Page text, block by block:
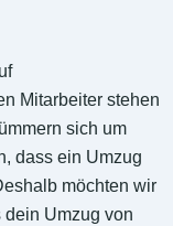
Mitarbeiter stehen
sich um
dass ein Umzug
möchten wir
dein Umzug von